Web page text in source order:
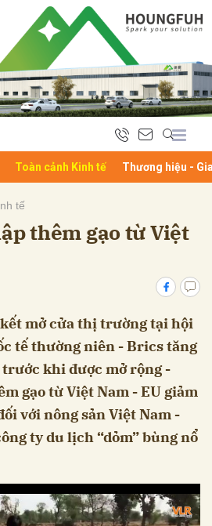
Toàn cảnh Kinh tế Thương hiệu -
tế
thêm gạo từ Việt
mở cửa thị trường tại hội
tế thường niên - Brics tăng
khi được mở rộng -
gạo từ Việt Nam - EU giảm
với nông sản Việt Nam -
ty du lịch “dỏm” bùng nổ
Hủy